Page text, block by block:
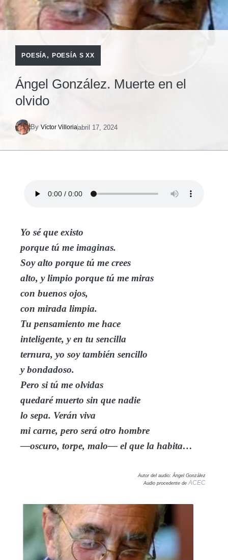
POESÍA, POESÍA S XX
Ángel González. Muerte en el
olvido
By Víctor Villoriaabril 17, 2024
Yo sé que existo
porque tú me imaginas.
Soy alto porque tú me crees
alto, y limpio porque tú me miras
con buenos ojos,
con mirada limpia.
Tu pensamiento me hace
inteligente, y en tu sencilla
ternura, yo soy también sencillo
y bondadoso.
Pero si tú me olvidas
quedaré muerto sin que nadie
lo sepa. Verán viva
mi carne, pero será otro hombre
—oscuro, torpe, malo— el que la habita…
Autor del audio: Ángel González
Audio procedente de ACEC